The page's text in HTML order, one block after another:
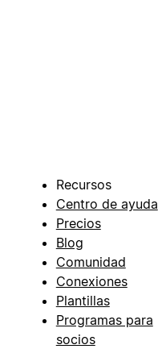
Recursos
Centro de ayuda
Precios
Blog
Comunidad
Conexiones
Plantillas
Programas para
socios